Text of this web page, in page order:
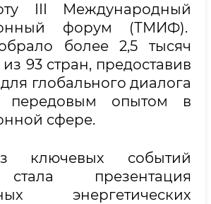
III Международный
форум (ТМИФ).
более 2,5 тысяч
93 стран, предоставив
глобального диалога
опытом в
сфере.
ключевых событий
презентация
энергетических